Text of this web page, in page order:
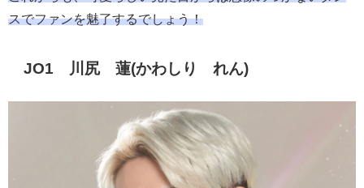
スでファンを魅了するでしょう！
JO1 川尻 蓮(かわしり れん)